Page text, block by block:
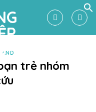
trẻ nhóm